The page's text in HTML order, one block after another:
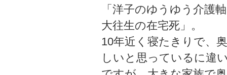
「洋子のゆうゆう介護
大往生の在宅死」。
10年近く寝たきりで、
しいと思っているに違